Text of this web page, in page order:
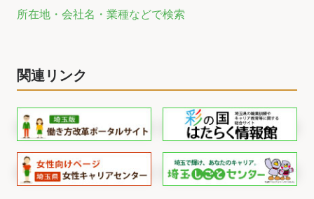
所在地・会社名・業種などで検索
関連リンク